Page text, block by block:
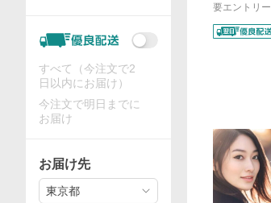
要エントリー
すべて（今注文で2
日以内にお届け）
今注文で明日までに
お届け
お届け先
東京都